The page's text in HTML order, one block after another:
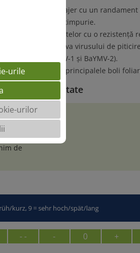
• Soi nou de orz furajer cu un
de maturitate extratimpurie.
• Talie medie a plantelor cu o rezistență
• Rezistență împotriva virusului de
(rezistență la BaYMV-1 și BaYMV-2).
• Toleranță bună la principalele boli
si stabilitate
de
kurz, 9 = sehr hoch/spät/lang
- - - 0 +
urile
urilor